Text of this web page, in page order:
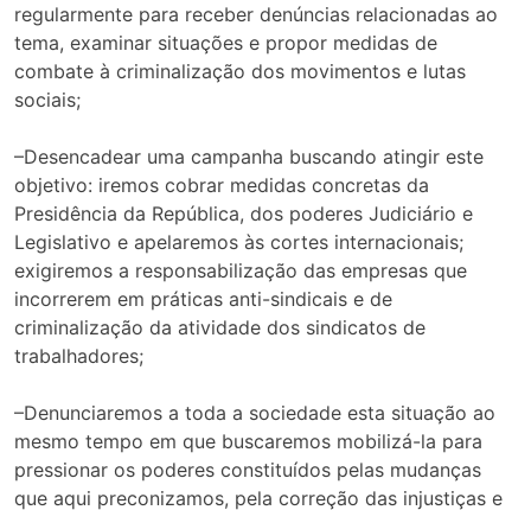
regularmente para receber denúncias relacionadas ao
tema, examinar situações e propor medidas de
combate à criminalização dos movimentos e lutas
sociais;
–Desencadear uma campanha buscando atingir este
objetivo: iremos cobrar medidas concretas da
Presidência da República, dos poderes Judiciário e
Legislativo e apelaremos às cortes internacionais;
exigiremos a responsabilização das empresas que
incorrerem em práticas anti-sindicais e de
criminalização da atividade dos sindicatos de
trabalhadores;
–Denunciaremos a toda a sociedade esta situação ao
mesmo tempo em que buscaremos mobilizá-la para
pressionar os poderes constituídos pelas mudanças
que aqui preconizamos, pela correção das injustiças e